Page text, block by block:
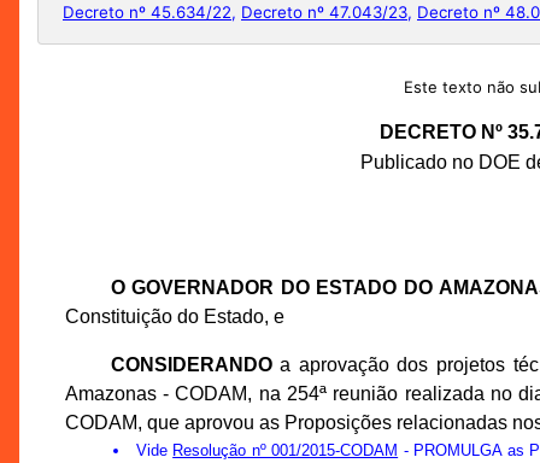
Decreto nº 45.634/22, Decreto nº 47.043/23, Decreto nº
Este texto não
DECRETO Nº
Publicado no DOE
O GOVERNADOR DO ESTADO DO
Constituição do Estado, e
CONSIDERANDOa aprovação dos projetos
Amazonas - CODAM, na 254ª reunião realizada no
CODAM, que aprovou as Proposições relacionadas
Vide Resolução nº 001/2015-CODAM - PROMULGA as